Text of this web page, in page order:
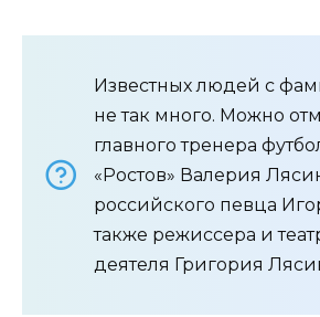
Известных людей с
не так много. Можно
главного тренера
«Ростов» Валерия
российского певца
также режиссера и
деятеля Григория